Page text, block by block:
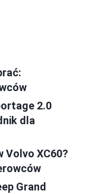
2.0
dla
Volvo XC60?
Grand